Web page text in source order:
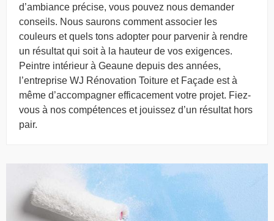
d’ambiance précise, vous pouvez nous demander
conseils. Nous saurons comment associer les
couleurs et quels tons adopter pour parvenir à rendre
un résultat qui soit à la hauteur de vos exigences.
Peintre intérieur à Geaune depuis des années,
l’entreprise WJ Rénovation Toiture et Façade est à
même d’accompagner efficacement votre projet. Fiez-
vous à nos compétences et jouissez d’un résultat hors
pair.